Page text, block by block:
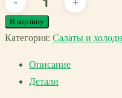
товара
В корзину
Категория: Салаты и
Описание
Детали